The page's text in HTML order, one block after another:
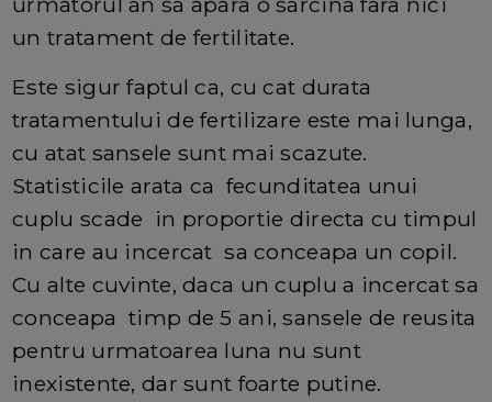
un tratament de fertilitate.
Este sigur faptul ca, cu cat durata
tratamentului de fertilizare este mai lunga,
cu atat sansele sunt mai scazute.
Statisticile arata ca fecunditatea unui
cuplu scade in proportie directa cu timpul
in care au incercat sa conceapa un copil.
Cu alte cuvinte, daca un cuplu a incercat sa
conceapa timp de 5 ani, sansele de reusita
pentru urmatoarea luna nu sunt
inexistente, dar sunt foarte putine.